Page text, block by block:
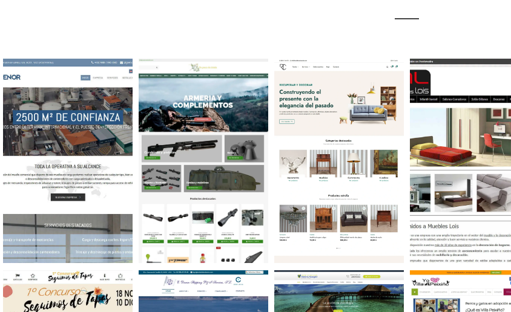
Diseño web Almacén
muelle comercial
Diseño tienda online
Armería y complementos
Diseño tienda online
Antigüedades
Diseño web Mobiliario